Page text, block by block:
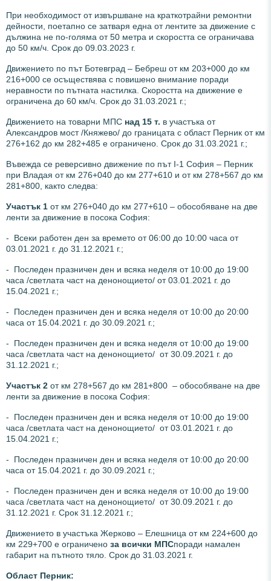
При необходимост от извършване на краткотрайни ремонтни
дейности, поетапно се затваря една от лентите за движение с
дължина не по-голяма от 50 метра и скоростта се ограничава
до 50 км/ч. Срок до 09.03.2023 г.
Движението по път Ботевград – Бебреш от км 203+000 до км
216+000 се осъществява с повишено внимание поради
неравности по пътната настилка. Скоростта на движение е
ограничена до 60 км/ч. Срок до 31.03.2021 г.;
Движението на товарни МПС над 15 т. в участъка от
Александров мост /Княжево/ до границата с област Перник от км
276+162 до км 282+485 е ограничено. Срок до 31.03.2021 г.;
Въвежда се реверсивно движение по път I-1 София – Перник
при Владая от км 276+040 до км 277+610 и от км 278+567 до км
281+800, както следва:
Участък 1 от км 276+040 до км 277+610 – обособяване на две
ленти за движение в посока София:
- Всеки работен ден за времето от 06:00 до 10:00 часа от
03.01.2021 г. до 31.12.2021 г.;
- Последен празничен ден и всяка неделя от 10:00 до 19:00
часа /светлата част на денонощието/ от 03.01.2021 г. до
15.04.2021 г.;
- Последен празничен ден и всяка неделя от 10:00 до 20:00
часа от 15.04.2021 г. до 30.09.2021 г.;
- Последен празничен ден и всяка неделя от 10:00 до 19:00
часа /светлата част на денонощието/ от 30.09.2021 г. до
31.12.2021 г.;
Участък 2 от км 278+567 до км 281+800 – обособяване на две
ленти за движение в посока София:
- Последен празничен ден и всяка неделя от 10:00 до 19:00
часа /светлата част на денонощието/ от 03.01.2021 г. до
15.04.2021 г.;
- Последен празничен ден и всяка неделя от 10:00 до 20:00
часа от 15.04.2021 г. до 30.09.2021 г.;
- Последен празничен ден и всяка неделя от 10:00 до 19:00
часа /светлата част на денонощието/ от 30.09.2021 г. до
31.12.2021 г. Срок 31.12.2021 г.;
Движението в участъка Жерково – Елешница от км 224+600 до
км 229+700 е ограничено за всички МПСпоради намален
габарит на пътното тяло. Срок до 31.03.2021 г.
Област Перник: